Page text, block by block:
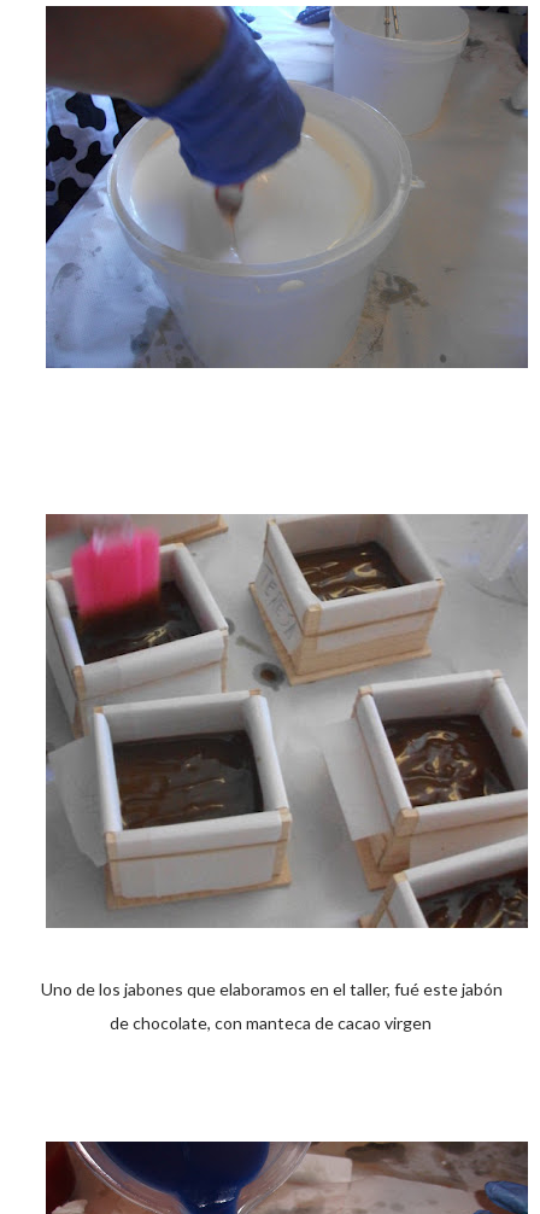
Uno de los jabones que elaboramos en el taller, fué este jabón
de chocolate, con manteca de cacao virgen